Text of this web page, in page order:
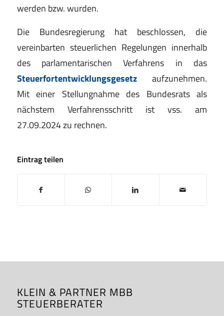
werden bzw. wurden.
Die Bundesregierung hat beschlossen, die
vereinbarten steuerlichen Regelungen innerhalb
des parlamentarischen Verfahrens in das
Steuerfortentwicklungsgesetzaufzunehmen.
Mit einer Stellungnahme des Bundesrats als
nächstem Verfahrensschritt ist vss. am
27.09.2024 zu rechnen.
Eintrag teilen
KLEIN & PARTNER MBB
STEUERBERATER